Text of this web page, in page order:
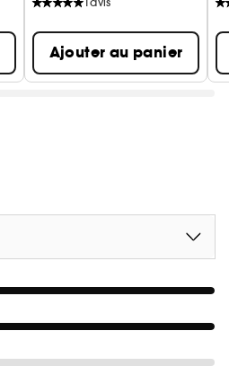
Ajouter au panier